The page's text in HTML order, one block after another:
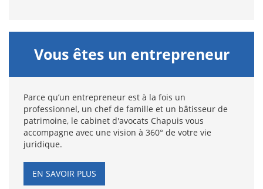
Vous êtes un entrepreneur
Parce qu’un entrepreneur est à la fois un
professionnel, un chef de famille et un bâtisseur de
patrimoine, le cabinet d'avocats Chapuis vous
accompagne avec une vision à 360° de votre vie
juridique.
EN SAVOIR PLUS